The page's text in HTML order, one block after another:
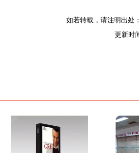
如若转载，请注明出处
更新时